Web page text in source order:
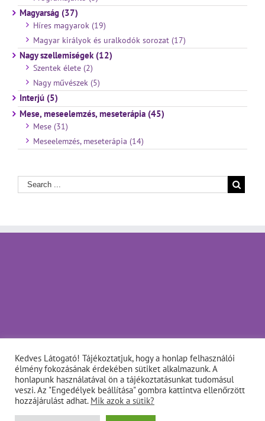
Magyarság (37)
Híres magyarok (19)
Magyar királyok és uralkodók sorozat (17)
Nagy szellemiségek (12)
Szentek élete (2)
Nagy művészek (5)
Interjú (5)
Mese, meseelemzés, meseterápia (45)
Mese (31)
Meseelemzés, meseterápia (14)
Copyright © Napfényes Élet Alapítvány - info@napfenyes.hu •
Kedves Látogató! Tájékoztatjuk, hogy a honlap felhasználói
élmény fokozásának érdekében sütiket alkalmazunk. A
honlapunk használatával ön a tájékoztatásunkat tudomásul
veszi. Az "Engedélyek beállítása" gombra kattintva ellenőrzött
hozzájárulást adhat. Mik azok a sütik?